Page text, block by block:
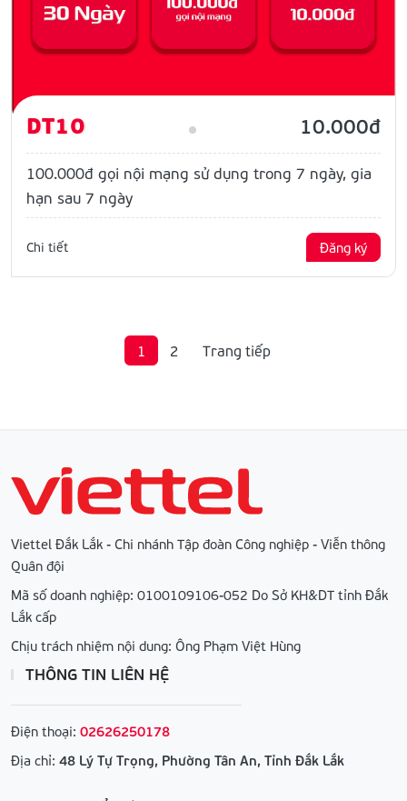
DT10 10.000đ
100.000đ gọi nội mạng sử dụng trong 7 ngày, gia
hạn sau 7 ngày
Chi tiết Đăng ký
1 2 Trang tiếp
Viettel Đắk Lắk - Chi nhánh Tập đoàn Công nghiệp - Viễn thông
Quân đội
Mã số doanh nghiệp: 0100109106-052 Do Sở KH&DT tỉnh Đắk
Lắk cấp
Chịu trách nhiệm nội dung: Ông Phạm Việt Hùng
THÔNG TIN LIÊN HỆ
Điện thoại: 02626250178
Địa chỉ: 48 Lý Tự Trọng, Phường Tân An, Tỉnh Đắk Lắk